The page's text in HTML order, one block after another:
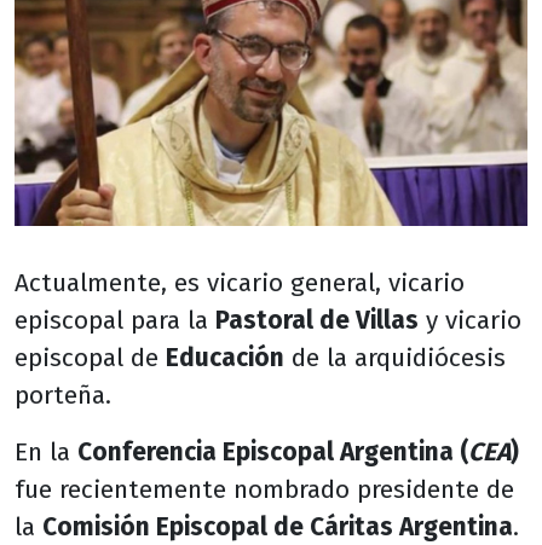
Actualmente, es vicario general, vicario
episcopal para la Pastoral de Villas y vicario
episcopal de Educación de la arquidiócesis
porteña.
En la Conferencia Episcopal Argentina (CEA)
fue recientemente nombrado presidente de
la Comisión Episcopal de Cáritas Argentina.